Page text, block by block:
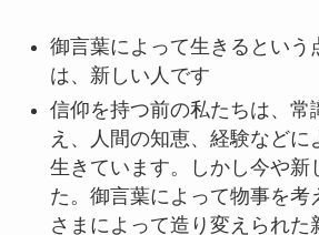
御言葉によって生きるという
は、新しい人です
信仰を持つ前の私たちは、常
え、人間の知恵、経験などに
生きています。しかし今や新
た。御言葉によって物事を考
さまによって造り変えられた